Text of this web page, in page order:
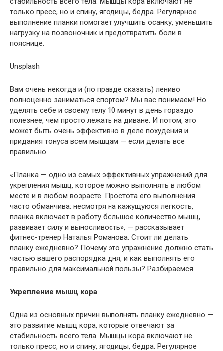
только пресс, но и спину, ягодицы, бедра. Регулярное
выполнение планки помогает улучшить осанку, уменьшить
нагрузку на позвоночник и предотвратить боли в
пояснице.
Unsplash
Вам очень некогда и (по правде сказать) лениво
полноценно заниматься спортом? Мы вас понимаем! Но
уделять себе и своему телу 10 минут в день гораздо
полезнее, чем просто лежать на диване. И потом, это
может быть очень эффективно в деле похудения и
придания тонуса всем мышцам — если делать все
правильно.
«Планка — одно из самых эффективных упражнений для
укрепления мышц, которое можно выполнять в любом
месте и в любом возрасте. Простота его выполнения
часто обманчива: несмотря на кажущуюся легкость,
планка включает в работу большое количество мышц,
развивает силу и выносливость», — рассказывает
фитнес-тренер Наталья Романова. Стоит ли делать
планку ежедневно? Почему это упражнение должно стать
частью вашего распорядка дня, и как выполнять его
правильно для максимальной пользы? Разбираемся.
Укрепление мышц кора
Одна из основных причин выполнять планку ежедневно —
это развитие мышц кора, которые отвечают за
стабильность всего тела. Мышцы кора включают не
только пресс, но и спину, ягодицы, бедра. Регулярное